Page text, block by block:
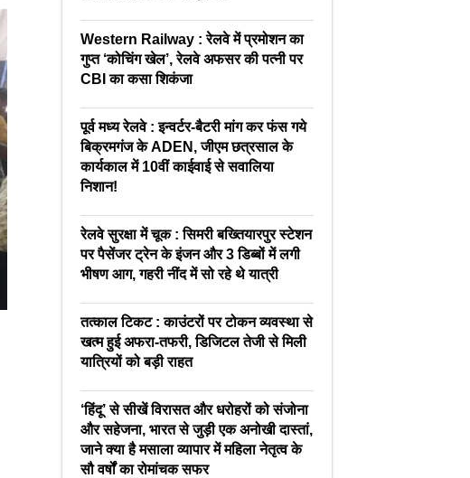
Western Railway : रेलवे में प्रमोशन का
गुप्त ‘कोचिंग खेल’, रेलवे अफसर की पत्नी पर
CBI का कसा शिकंजा
पूर्व मध्य रेलवे : इन्वर्टर-बैटरी मांग कर फंस गये
बिक्रमगंज के ADEN, जीएम छत्रसाल के
कार्यकाल में 10वीं काईवाई से सवालिया
निशान!
रेलवे सुरक्षा में चूक : सिमरी बख्तियारपुर स्टेशन
पर पैसेंजर ट्रेन के इंजन और 3 डिब्बों में लगी
भीषण आग, गहरी नींद में सो रहे थे यात्री
तत्काल टिकट : काउंटरों पर टोकन व्यवस्था से
खत्म हुई अफरा-तफरी, डिजिटल तेजी से मिली
यात्रियों को बड़ी राहत
‘हिंदू’ से सीखें विरासत और धरोहरों को संजोना
और सहेजना, भारत से जुड़ी एक अनोखी दास्तां,
जाने क्या है मसाला व्यापार में महिला नेतृत्व के
सौ वर्षों का रोमांचक सफर